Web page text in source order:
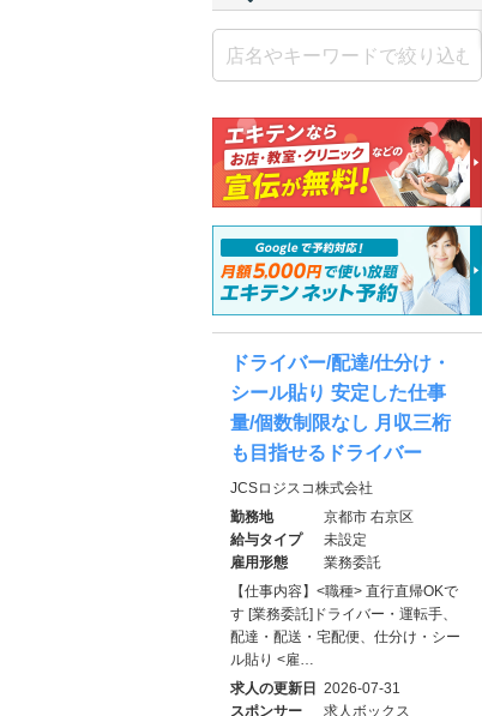
ドライバー/配達/仕分け・
シール貼り 安定した仕事
量/個数制限なし 月収三桁
も目指せるドライバー
JCSロジスコ株式会社
勤務地
京都市 右京区
給与タイプ
未設定
雇用形態
業務委託
【仕事内容】<職種> 直行直帰OKで
す [業務委託]ドライバー・運転手、
配達・配送・宅配便、仕分け・シー
ル貼り <雇…
求人の更新日
2026-07-31
スポンサー
求人ボックス